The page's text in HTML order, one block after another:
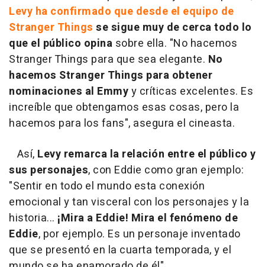
Levy ha confirmado que desde el equipo de
Stranger Things se sigue muy de cerca todo lo
que el público opina sobre ella. "No hacemos
Stranger Things para que sea elegante. No
hacemos Stranger Things para obtener
nominaciones al Emmyy críticas excelentes. Es
increíble que obtengamos esas cosas, pero la
hacemos para los fans", asegura el cineasta.
Así, Levy remarca la relación entre el público y
sus personajes, con Eddie como gran ejemplo:
"Sentir en todo el mundo esta conexión
emocional y tan visceral con los personajes y la
historia... ¡Mira a Eddie! Mira el fenómeno de
Eddie, por ejemplo. Es un personaje inventado
que se presentó en la cuarta temporada, y el